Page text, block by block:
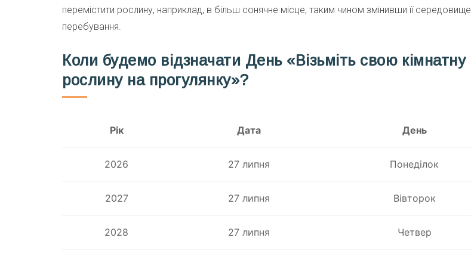
перемістити рослину, наприклад, в більш сонячне місце, таким чином змінивши її середовище
перебування.
Коли будемо відзначати День «Візьміть свою кімнатну
рослину на прогулянку»?
Рік Дата День
2026 27 липня Понеділок
2027 27 липня Вівторок
2028 27 липня Четвер